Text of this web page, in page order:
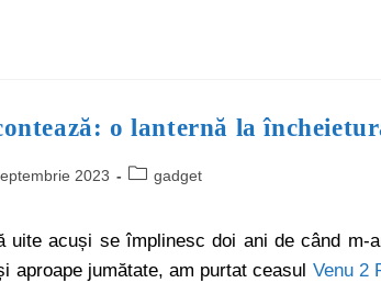
o lanternă la
2023 gadget
acuși se împlinesc doi ani de când m-
aproape jumătate, am purtat ceasul Venu 2